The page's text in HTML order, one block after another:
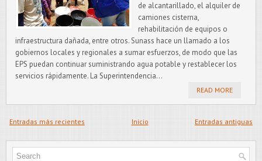
de alcantarillado, el alquiler de
camiones cisterna,
rehabilitación de equipos o
infraestructura dañada, entre otros. Sunass hace un llamado a los
gobiernos locales y regionales a sumar esfuerzos, de modo que las
EPS puedan continuar suministrando agua potable y restablecer los
servicios rápidamente. La Superintendencia...
READ MORE
Entradas más recientes Entradas antiguas
Inicio